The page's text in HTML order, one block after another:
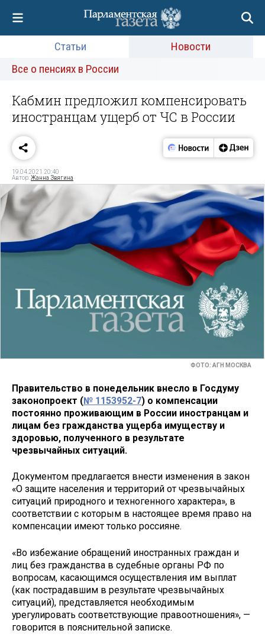
Статьи
Новости
Все о пенсиях в России
Кабмин предложил компенсировать
иностранцам ущерб от ЧС в России
19.04.2021 20:40
Автор:Жанна Звягина
ФОТО: АГН МОСКВА
Правительство в понедельник внесло в Госдуму
законопроект (№ 1153952-7) о компенсации
постоянно проживающим в России иностранцам и
лицам без гражданства ущерба имуществу и
здоровью, полученного в результате
чрезвычайных ситуаций.
Документом предлагается внести изменения в закон
«О защите населения и территорий от чрезвычайных
ситуаций природного и техногенного характера», в
соответствии с которым в настоящее время право на
компенсации имеют только россияне.
«Во избежание обращений иностранных граждан и
лиц без гражданства в судебные органы РФ по
вопросам, касающимся осуществления им выплат
(как пострадавшим в результате чрезвычайных
ситуаций), представляется необходимым
урегулировать соответствующие правоотношения», —
говорится в пояснительной записке.